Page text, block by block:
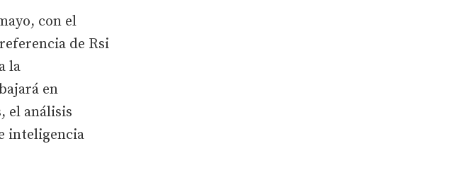
con el
de Rsi
la
en
el análisis
inteligencia